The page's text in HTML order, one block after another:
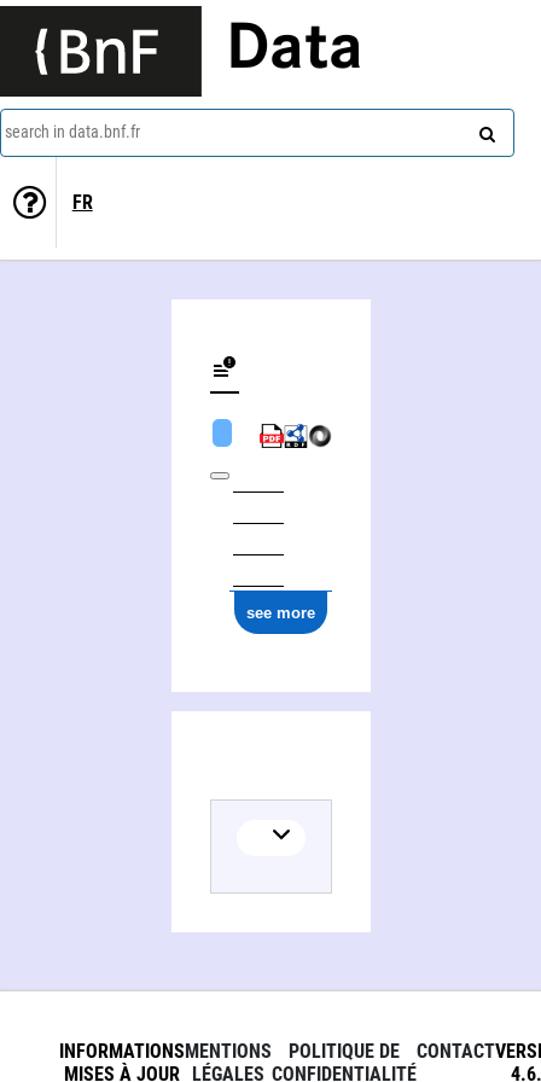
Data
search in data.bnf.fr
FR
see more
INFORMATIONS
MISES À JOUR
MENTIONS
LÉGALES
POLITIQUE DE
CONFIDENTIALITÉ
CONTACT